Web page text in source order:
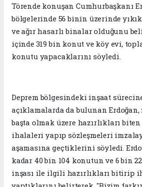
Törende konuşan Cumhurbaşkanı
bölgelerinde 56 binin üzerinde
ve ağır hasarlı binalar olduğunu
içinde 319 bin konut ve köy evi,
konutu yapacaklarını söyledi.
Deprem bölgesindeki inşaat
açıklamalarda da bulunan
başta olmak üzere hazırlıkları
ihalaleri yapıp sözleşmeleri
aşamasına geçtiklerini söyledi.
kadar 40 bin 104 konutun ve 6 bin
inşası ile ilgili hazırlıkları bitirip